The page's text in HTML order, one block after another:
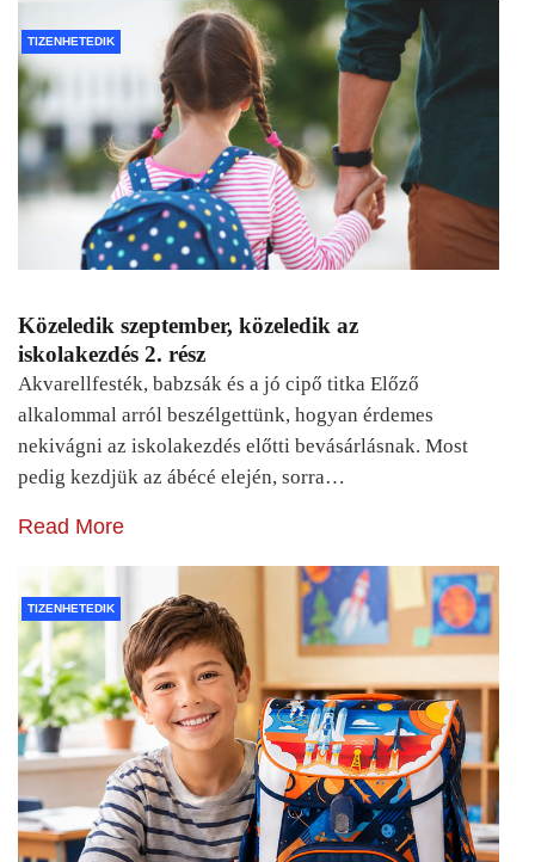
TIZENHETEDIK
Közeledik szeptember, közeledik az
iskolakezdés 2. rész
Akvarellfesték, babzsák és a jó cipő titka Előző
alkalommal arról beszélgettünk, hogyan érdemes
nekivágni az iskolakezdés előtti bevásárlásnak. Most
pedig kezdjük az ábécé elején, sorra…
Read More
TIZENHETEDIK